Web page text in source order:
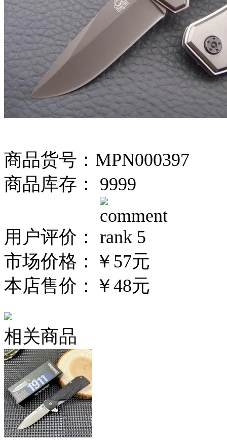
商品货号：MPN000397
商品库存： 9999
用户评价：
市场价格： ￥57元
本店售价： ￥48元
相关商品